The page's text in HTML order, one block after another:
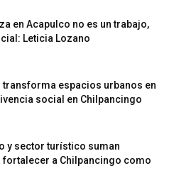
en Acapulco no es un trabajo,
Leticia Lozano
transforma espacios urbanos en
social en Chilpancingo
y sector turístico suman
a Chilpancingo como